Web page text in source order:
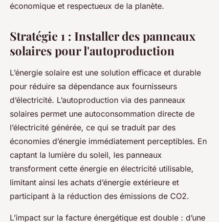
économique et respectueux de la planète.
Stratégie 1 : Installer des panneaux
solaires pour l'autoproduction
L’énergie solaire est une solution efficace et durable
pour réduire sa dépendance aux fournisseurs
d’électricité. L’autoproduction via des panneaux
solaires permet une autoconsommation directe de
l’électricité générée, ce qui se traduit par des
économies d’énergie immédiatement perceptibles. En
captant la lumière du soleil, les panneaux
transforment cette énergie en électricité utilisable,
limitant ainsi les achats d’énergie extérieure et
participant à la réduction des émissions de CO2.
L’impact sur la facture énergétique est double : d’une